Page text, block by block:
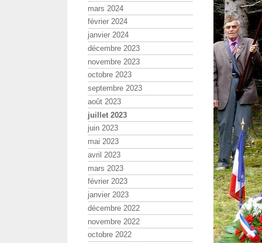
mars 2024
février 2024
janvier 2024
décembre 2023
novembre 2023
octobre 2023
septembre 2023
août 2023
juillet 2023
juin 2023
mai 2023
avril 2023
mars 2023
février 2023
janvier 2023
décembre 2022
novembre 2022
octobre 2022